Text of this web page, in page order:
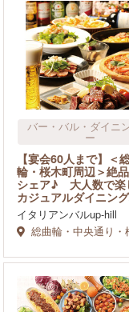
バー・バル・ダイニ
ー
【宴会60人まで】＜
輪・桜木町周辺＞絶
シェア♪ 大人数で楽
カジュアルダイニン
イタリアンバルup-hill
総曲輪・中央通り・